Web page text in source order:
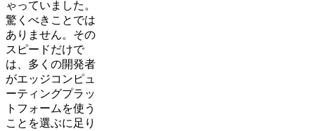
ゃっていました。
驚くべきことでは
ありません。その
スピードだけで
は、多くの開発者
がエッジコンピュ
ーティングプラッ
トフォームを使う
ことを選ぶに足り